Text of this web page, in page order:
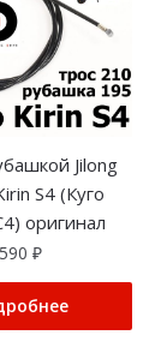
Jilong
S4 (Куго
оригинал
590 ₽